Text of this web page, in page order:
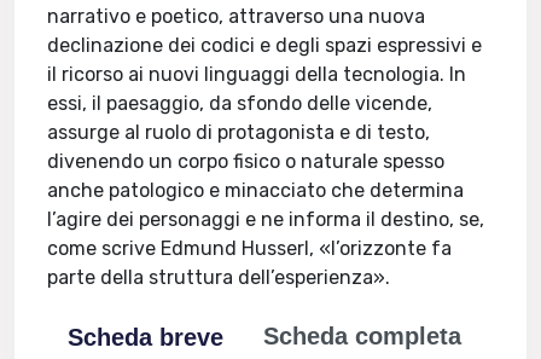
narrativo e poetico, attraverso una nuova
declinazione dei codici e degli spazi espressivi e
il ricorso ai nuovi linguaggi della tecnologia. In
essi, il paesaggio, da sfondo delle vicende,
assurge al ruolo di protagonista e di testo,
divenendo un corpo fisico o naturale spesso
anche patologico e minacciato che determina
l’agire dei personaggi e ne informa il destino, se,
come scrive Edmund Husserl, «l’orizzonte fa
parte della struttura dell’esperienza».
Scheda breve
Scheda completa